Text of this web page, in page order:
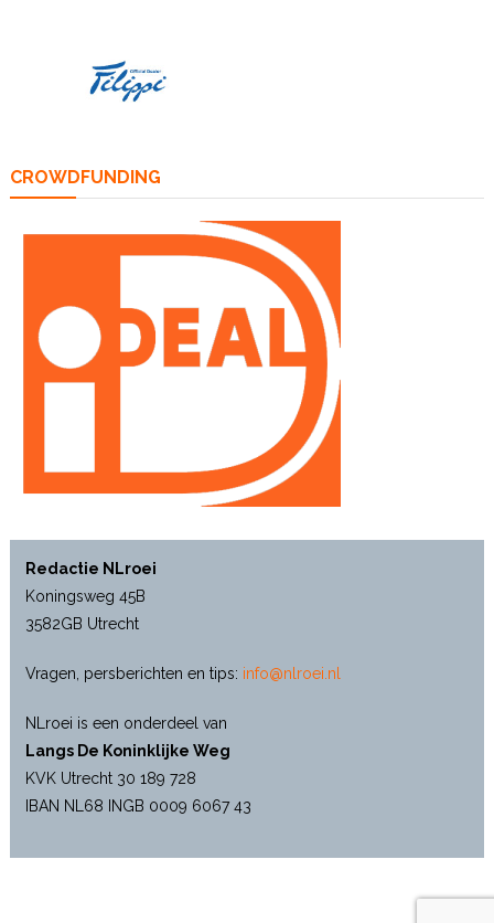
CROWDFUNDING
Redactie NLroei
Koningsweg 45B
3582GB Utrecht
Vragen, persberichten en tips: info@nlroei.nl
NLroei is een onderdeel van
Langs De Koninklijke Weg
KVK Utrecht 30 189 728
IBAN NL68 INGB 0009 6067 43